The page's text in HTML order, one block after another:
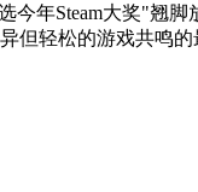
今年Steam大奖"翘
但轻松的游戏共鸣的